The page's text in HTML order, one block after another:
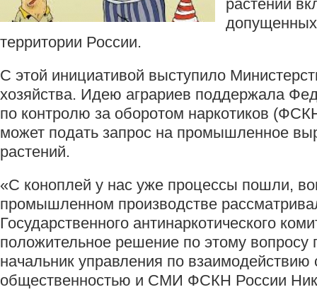
растений
территории России.
С этой инициативой выступило
хозяйства. Идею аграриев поддержала
по контролю за оборотом наркотиков
может подать запрос на промышленное
растений.
«С коноплей у нас уже процессы пошли,
промышленном производстве
Государственного антинаркотического
положительное решение по этому вопросу
начальник управления по взаимодействию
общественностью и СМИ ФСКН России